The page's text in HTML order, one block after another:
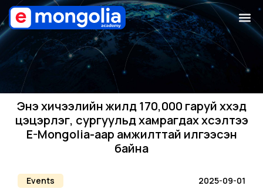
Энэ хичээлийн жилд 170,000 гаруй хүүхэд
цэцэрлэг, сургуульд хамрагдах хүсэлтээ
E-Mongolia-аар амжилттай илгээсэн
байна
Events 2025-09-01